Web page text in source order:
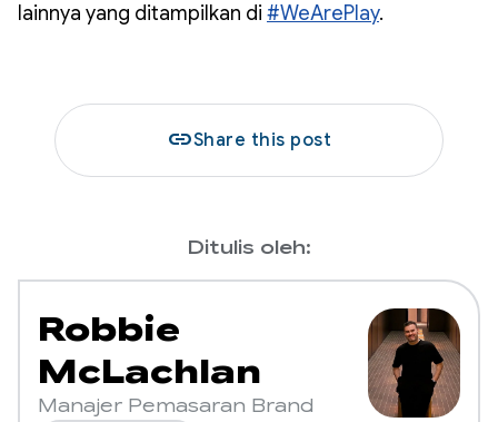
lainnya yang ditampilkan di #WeArePlay.
linkShare this post
Ditulis oleh:
Robbie
McLachlan
Manajer Pemasaran Brand